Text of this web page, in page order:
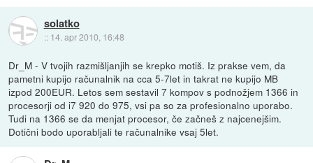
solatko
:: 14. apr 2010, 16:48
Dr_M - V tvojih razmišljanjih se krepko motiš. Iz prakse vem, da
pametni kupijo računalnik na cca 5-7let in takrat ne kupijo MB
izpod 200EUR. Letos sem sestavil 7 kompov s podnožjem 1366 in
procesorji od i7 920 do 975, vsi pa so za profesionalno uporabo.
Tudi na 1366 se da menjat procesor, če začneš z najcenejšim.
Dotični bodo uporabljali te računalnike vsaj 5let.